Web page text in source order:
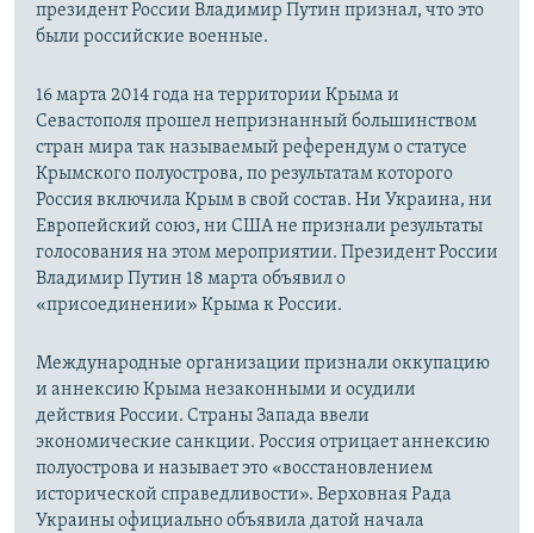
президент России Владимир Путин признал, что это
были российские военные.
16 марта 2014 года на территории Крыма и
Севастополя прошел непризнанный большинством
стран мира так называемый референдум о статусе
Крымского полуострова, по результатам которого
Россия включила Крым в свой состав. Ни Украина, ни
Европейский союз, ни США не признали результаты
голосования на этом мероприятии. Президент России
Владимир Путин 18 марта объявил о
«присоединении» Крыма к России.
Международные организации признали оккупацию
и аннексию Крыма незаконными и осудили
действия России. Страны Запада ввели
экономические санкции. Россия отрицает аннексию
полуострова и называет это «восстановлением
исторической справедливости». Верховная Рада
Украины официально объявила датой начала